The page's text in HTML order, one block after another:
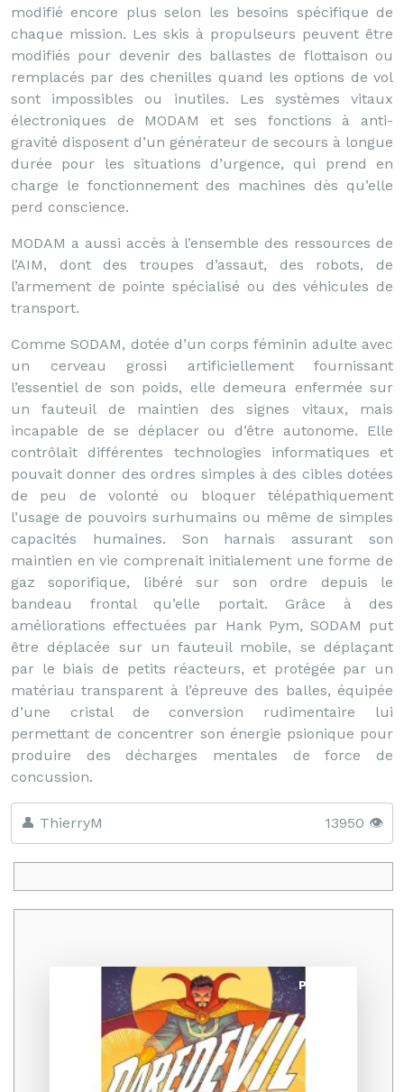
modifié encore plus selon les besoins spécifique de
chaque mission. Les skis à propulseurs peuvent être
modifiés pour devenir des ballastes de flottaison ou
remplacés par des chenilles quand les options de vol
sont impossibles ou inutiles. Les systèmes vitaux
électroniques de MODAM et ses fonctions à anti-
gravité disposent d’un générateur de secours à longue
durée pour les situations d’urgence, qui prend en
charge le fonctionnement des machines dès qu’elle
perd conscience.
MODAM a aussi accès à l’ensemble des ressources de
l’AIM, dont des troupes d’assaut, des robots, de
l’armement de pointe spécialisé ou des véhicules de
transport.
Comme SODAM, dotée d’un corps féminin adulte avec
un cerveau grossi artificiellement fournissant
l’essentiel de son poids, elle demeura enfermée sur
un fauteuil de maintien des signes vitaux, mais
incapable de se déplacer ou d’être autonome. Elle
contrôlait différentes technologies informatiques et
pouvait donner des ordres simples à des cibles dotées
de peu de volonté ou bloquer télépathiquement
l’usage de pouvoirs surhumains ou même de simples
capacités humaines. Son harnais assurant son
maintien en vie comprenait initialement une forme de
gaz soporifique, libéré sur son ordre depuis le
bandeau frontal qu’elle portait. Grâce à des
améliorations effectuées par Hank Pym, SODAM put
être déplacée sur un fauteuil mobile, se déplaçant
par le biais de petits réacteurs, et protégée par un
matériau transparent à l’épreuve des balles, équipée
d’une cristal de conversion rudimentaire lui
permettant de concentrer son énergie psionique pour
produire des décharges mentales de force de
concussion.
👤 ThierryM 13950 👁️
Promo